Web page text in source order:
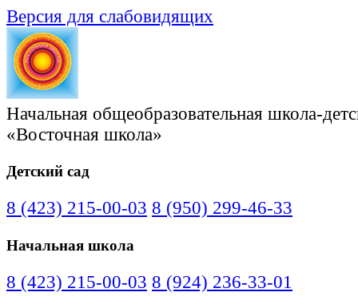
Версия для слабовидящих
Начальная общеобразовательная школа-
«Восточная школа»
Детский сад
8 (423) 215-00-03 8 (950) 299-46-33
Начальная школа
8 (423) 215-00-03 8 (924) 236-33-01